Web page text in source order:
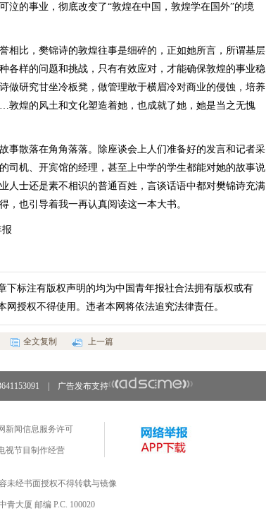
泣的事业，彻底改变了“敦煌在中国，敦煌学在国外”的境
比，樊锦诗的敦煌往事是细碎的，正如她所言，所谓基层
各样的问题和挑战，只有有效应对，才能确保敦煌的事业稳
做研究甘坐冷板凳，做管理敢于横眉冷对商业的侵蚀，培养
敦煌的风土和文化塑造着她，也成就了她，她是当之无愧
散落在角角落落。除座谈会上人们准备好的发言和记者采
司机、开宾馆的经理，甚至上中学的学生都能对她的故事说
人士还是素不相识的普通百姓，言谈话语中都对樊锦诗充满
，也引导着我一再认真阅读这一本大书。
下标注有版权声明的均为中国青年报社合法拥有版权或有
网授权不得使用。违者本网将依法追究法律责任。
全文复制 上一篇
广告发布支持
新闻信息服务许可
视节目制作经营
未经书面授权不得转载与镜像
大厦 邮编 P.C. 100020